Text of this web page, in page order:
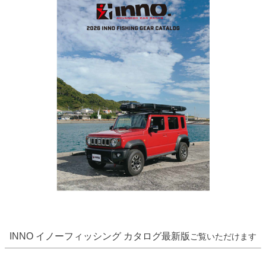
INNO イノーフィッシング カタログ最新版ご覧いただけます